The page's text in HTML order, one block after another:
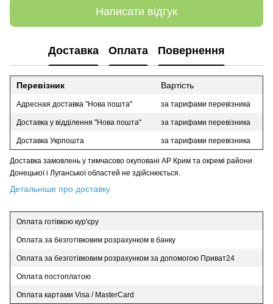
Написати відгук
Доставка Оплата Повернення
Перевізник Вартість
Адресная доставка "Нова пошта" за тарифами перевізника
Доставка у відділення "Нова пошта" за тарифами перевізника
Доставка Укрпошта за тарифами перевізника
Доставка замовлень у тимчасово окуповані АР Крим та окремі райони
Донецької і Луганської областей не здійснюється.
Детальніше про доставку
Оплата готівкою кур'єру
Оплата за безготівковим розрахунком в банку
Оплата за безготівковим розрахунком за допомогою Приват24
Оплата постоплатою
Оплата картами Visa / MasterCard